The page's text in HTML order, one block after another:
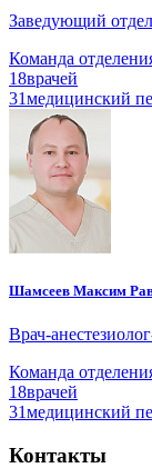
Заведующий
Команда
18врачей
31медицинский
Шамсеев Максим
Врач-
Команда
18врачей
31медицинский
Контакты